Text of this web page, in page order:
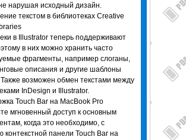
нарушая исходный дизайн.
текстом в библиотеках Creative
в Illustrator теперь поддерживают
в них можно хранить часто
фрагменты, например слоганы,
описания и другие шаблоны
Также возможен обмен текстами между
InDesign и Illustrator.
Touch Bar на MacBook Pro
мгновенный доступ к основным
когда это необходимо, с
панели Touch Bar на